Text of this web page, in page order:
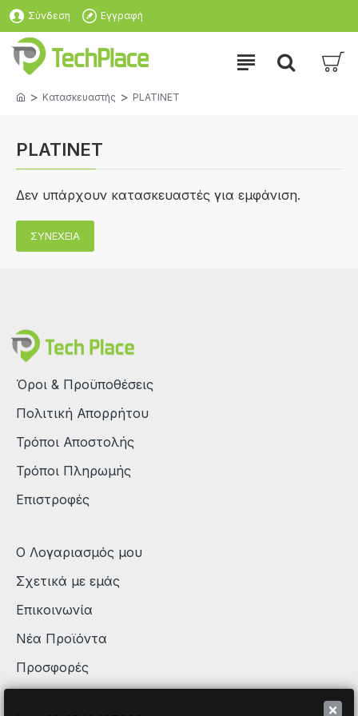
Σύνδεση Εγγραφή
Κατασκευαστής PLATINET
PLATINET
Δεν υπάρχουν κατασκευαστές για εμφάνιση.
ΣΥΝΈΧΕΙΑ
Όροι & Προϋποθέσεις
Πολιτική Απορρήτου
Τρόποι Αποστολής
Τρόποι Πληρωμής
Επιστροφές
Ο Λογαριασμός μου
Σχετικά με εμάς
Επικοινωνία
Νέα Προϊόντα
Προσφορές
×